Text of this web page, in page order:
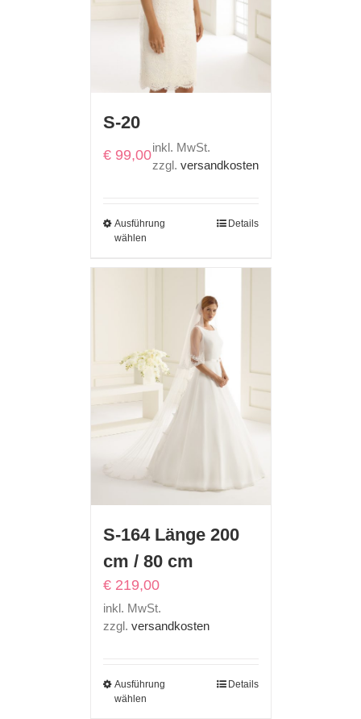
S-20
€99,00inkl. MwSt.
zzgl. versandkosten
Ausführung
wählen
Details
S-164 Länge 200
cm / 80 cm
€219,00
inkl. MwSt.
zzgl. versandkosten
Ausführung
wählen
Details